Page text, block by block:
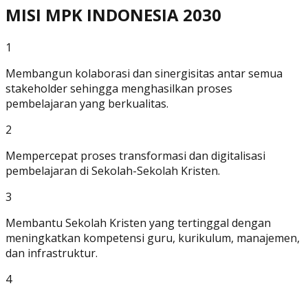
MISI MPK INDONESIA 2030
1
Membangun kolaborasi dan sinergisitas antar semua
stakeholder sehingga menghasilkan proses
pembelajaran yang berkualitas.
2
Mempercepat proses transformasi dan digitalisasi
pembelajaran di Sekolah-Sekolah Kristen.
3
Membantu Sekolah Kristen yang tertinggal dengan
meningkatkan kompetensi guru, kurikulum, manajemen,
dan infrastruktur.
4